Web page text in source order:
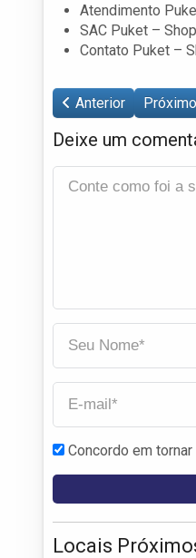
Atendimento
SAC Puket –
Contato Puket –
Anterior Próximo
Deixe um
Concordo em
Locais